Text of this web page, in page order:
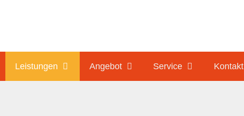
Leistungen Angebot Service Kontakt